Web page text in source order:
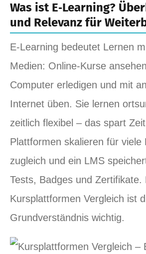
Was ist E‑Learning?
und Relevanz für
E‑Learning bedeutet Lernen
Medien: Online‑Kurse
Computer erledigen und mit
Internet üben. Sie lernen
zeitlich flexibel – das spart
Plattformen skalieren für viele
zugleich und ein LMS
Tests, Badges und Zertifikate.
Kursplattformen Vergleich ist
Grundverständnis wichtig.